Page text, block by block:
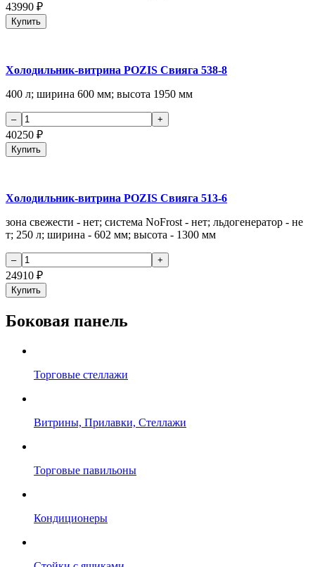
43990 ₽
Купить
Холодильник-витрина POZIS Свияга 538-8
400 л; ширина 600 мм; высота 1950 мм
40250 ₽
Купить
Холодильник-витрина POZIS Свияга 513-6
зона свежести - нет; система NoFrost - нет; льдогенератор - не
т; 250 л; ширина - 602 мм; высота - 1300 мм
24910 ₽
Купить
Боковая панель
Торговые стеллажи
Витрины, Прилавки, Стеллажи
Торговые павильоны
Кондиционеры